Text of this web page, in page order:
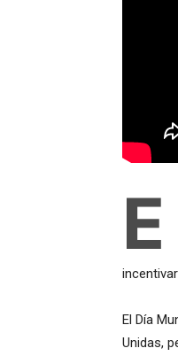
E
El Día
Unidas,